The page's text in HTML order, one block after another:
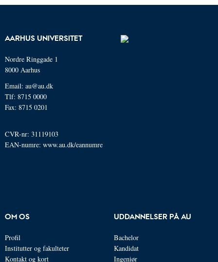
AARHUS UNIVERSITET
Nordre Ringgade 1
8000 Aarhus
Email: au@au.dk
Tlf: 8715 0000
Fax: 8715 0201
CVR-nr: 31119103
EAN-numre: www.au.dk/eannumre
OM OS
Profil
Institutter og fakulteter
Kontakt og kort
UDDANNELSER PÅ AU
Bachelor
Kandidat
Ingeniør